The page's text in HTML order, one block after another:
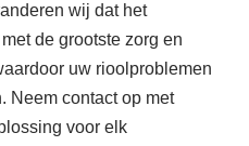
wij dat het
de grootste zorg en
uw rioolproblemen
Neem contact op met
voor elk